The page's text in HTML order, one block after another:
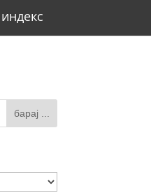
индекс